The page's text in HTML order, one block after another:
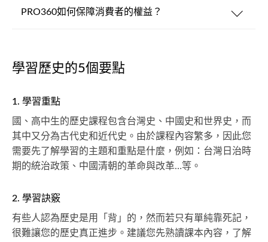
PRO360如何保障消費者的權益？
學習歷史的5個要點
1. 學習重點
國、高中生的歷史課程包含台灣史、中國史和世界史，而
其中又分為古代史和近代史。由於課程內容繁多，因此您
需要先了解學習的主題和重點是什麼，例如：台灣日治時
期的統治政策、中國清朝的革命與改革…等。
2. 學習訣竅
有些人認為歷史是用「背」的，然而若只有單純靠死記，
很難讓您的歷史真正進步。建議您先熟讀課本內容，了解